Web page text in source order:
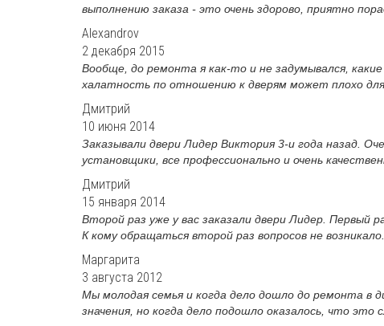
выполнению заказа - это очень здорово, приятно
Alexandrov
2 декабря 2015
Вообще, до ремонта я как-то и не задумывался,
халатность по отношению к дверям может плохо для
Дмитрий
10 июня 2014
Заказывали двери Лидер Виктория 3-и года назад.
установщики, все профессионально и очень
Дмитрий
15 января 2014
Второй раз уже у вас заказали двери Лидер. Первый
К кому обращаться второй раз вопросов не
Маргарита
3 августа 2012
Мы молодая семья и когда дело дошло до ремонта в
значения, но когда дело подошло оказалось, что